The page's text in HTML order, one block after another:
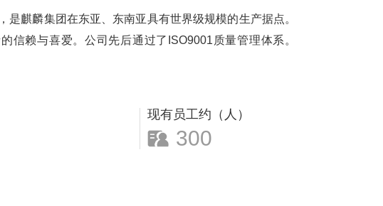
麒麟集团在东亚、东南亚具有世界级规模的生产据点。
信赖与喜爱。公司先后通过了ISO9001质量管理体系。
现有员工约（人）
300